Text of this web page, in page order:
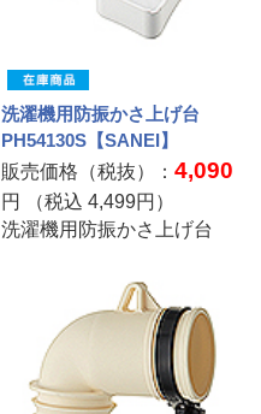
洗濯機用防振かさ上げ台
PH54130S【SANEI】
販売価格（税抜）：4,090
円 （税込4,499円）
洗濯機用防振かさ上げ台